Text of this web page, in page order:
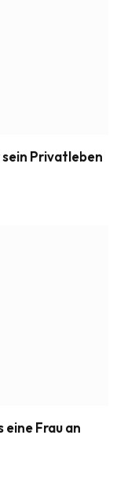
sein Privatleben
eine Frau an